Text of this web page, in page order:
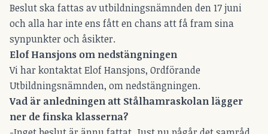
Beslut ska fattas av utbildningsnämnden den 17 juni
och alla har inte ens fått en chans att få fram sina
synpunkter och åsikter.
Elof Hansjons om nedstängningen
Vi har kontaktat Elof Hansjons, Ordförande
Utbildningsnämnden, om nedstängningen.
Vad är anledningen att Stålhamraskolan lägger
ner de finska klasserna?